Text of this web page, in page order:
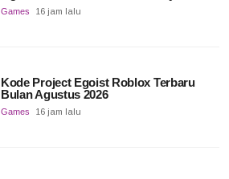
Games 16 jam lalu
Kode Project Egoist Roblox Terbaru
Bulan Agustus 2026
Games 16 jam lalu